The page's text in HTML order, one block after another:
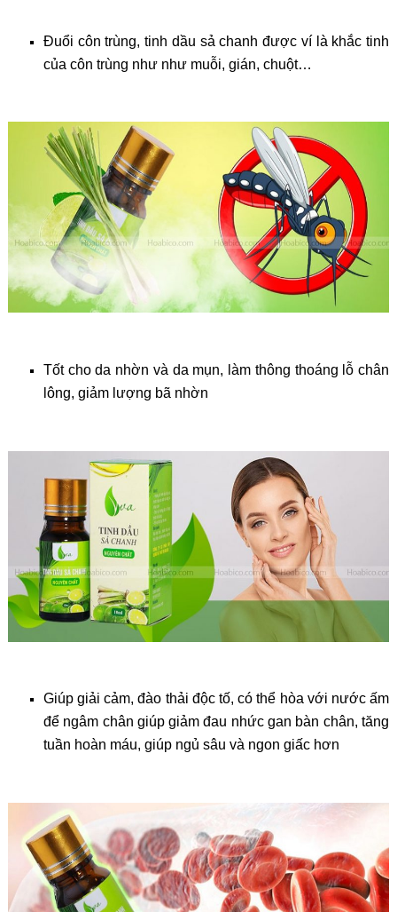
Đuổi côn trùng, tinh dầu sả chanh được ví là khắc tinh
của côn trùng như như muỗi, gián, chuột…
Tốt cho da nhờn và da mụn, làm thông thoáng lỗ chân
lông, giảm lượng bã nhờn
Giúp giải cảm, đào thải độc tố, có thể hòa với nước ấm
để ngâm chân giúp giảm đau nhức gan bàn chân, tăng
tuần hoàn máu, giúp ngủ sâu và ngon giấc hơn